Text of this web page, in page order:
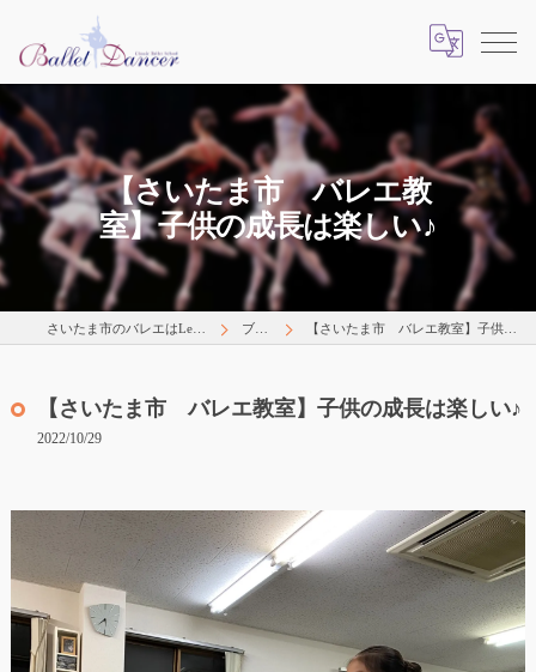
【さいたま市 バレエ教
室】子供の成長は楽しい♪
さいたま市のバレエはLearns Happily ブログ 【さいたま市 バレエ教室】子供の成長は楽しい♪
【さいたま市 バレエ教室】子供の成長は楽しい♪
2022/10/29